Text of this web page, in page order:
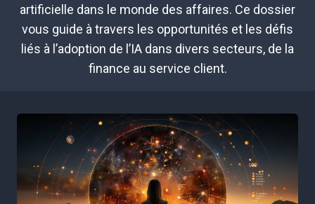
artificielle dans le monde des affaires. Ce dossier
vous guide à travers les opportunités et les défis
liés à l’adoption de l’IA dans divers secteurs, de la
finance au service client.